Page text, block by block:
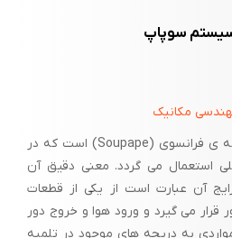
با پیچ های مربوطه روی بلوک موتور
سیلندر ، شماره آنها حک شده و موقع
در جای خود بسته شده و حتی پیچ ها
سوپاپ
مکانیک
ریشه لغوی سوپاپ یک کلمه ی فرانسوی (Soupape) است که در
استعمال می گردد. معنی دقیق آن
آن عبارت است از یکی از قطعات
قرار می گیرد و ورود هوا و خروج دور
به دریچه های موجود در تلمبه